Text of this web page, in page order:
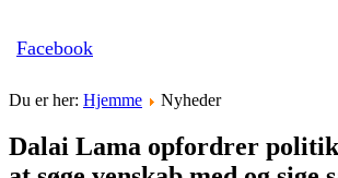
Facebook
Du er her: Hjemme Nyheder
Dalai Lama opfordrer